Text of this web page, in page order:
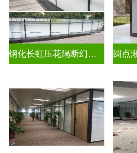
钢化长虹压花隔断幻彩炫彩渐变玻璃